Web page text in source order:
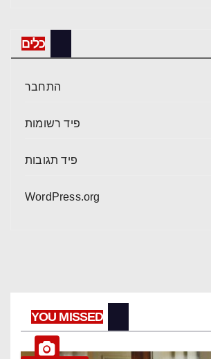
כלים
התחבר
פיד רשומות
פיד תגובות
WordPress.org
YOU MISSED